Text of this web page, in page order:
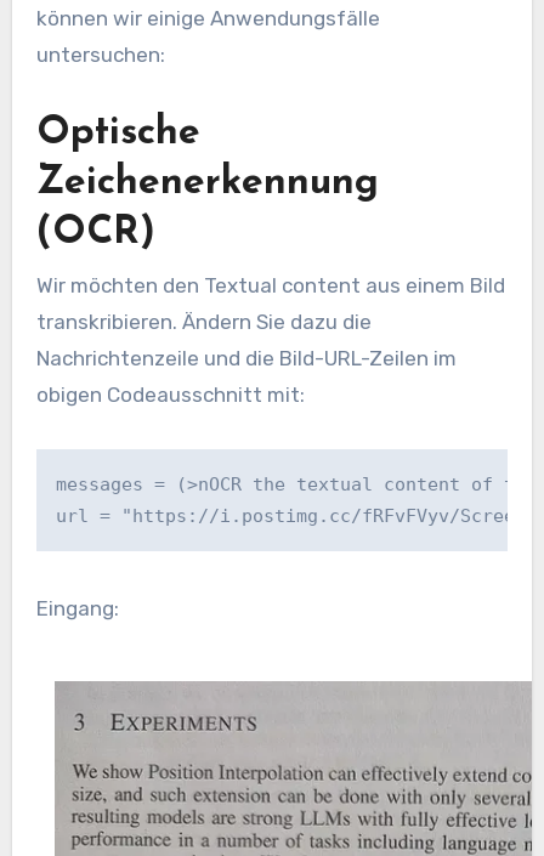
können wir einige Anwendungsfälle
untersuchen:
Optische
Zeichenerkennung
(OCR)
Wir möchten den Textual content aus einem Bild
transkribieren. Ändern Sie dazu die
Nachrichtenzeile und die Bild-URL-Zeilen im
obigen Codeausschnitt mit:
messages = (>nOCR the textual content of
url = "https://i.postimg.cc/fRFvFVyv/
Eingang: